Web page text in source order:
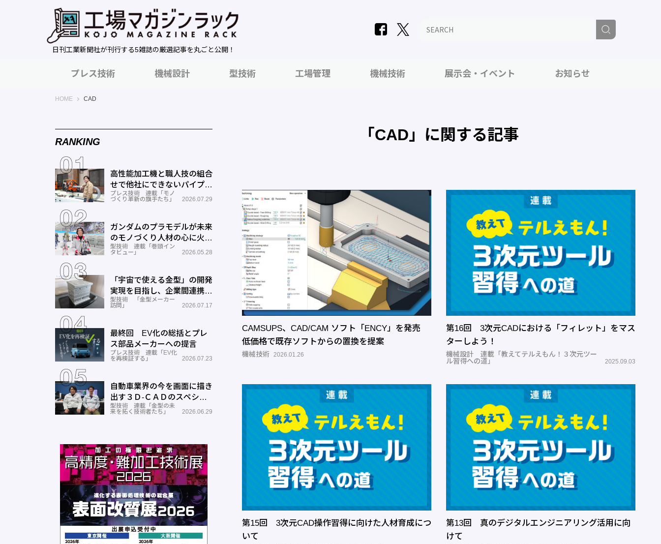
日刊工業新聞社が刊行する5雑誌の厳選記事を丸ごと公開！
プレス技術 機械設計 型技術 工場管理 機械技術 展示会・イベント お知らせ
HOME 工場マガジンラック｜日刊工業新聞社
CAD
「CAD」に関する記事
CAMSUPS、CAD/CAM ソフト「ENCY」を発売
低価格で既存ソフトからの置換を提案
機械技術 2026.01.26
第16回 3次元CADにおける「フィレット」をマス
ターしよう！
機械設計 連載「教えてテルえもん！３次元ツー
ル習得への道」
2025.09.03
第15回 3次元CAD操作習得に向けた人材育成につ
いて
第13回 真のデジタルエンジニアリング活用に向
けて
RANKING
高性能加工機と職人技の組合
せで他社にできないパイプ曲
げを実現―ミナミ技研
プレス技術 連載「モノ
づくり革新の旗手たち」
2026.07.29
ガンダムのプラモデルが未来
のモノづくり人材の心に火を
つける―BANDAI SPIRITS
型技術 連載「巻頭イン
タビュー」
2026.05.28
「宇宙で使える金型」の開発
実現を目指し、企業間連携を
推進―ワールド工業
型技術 「金型メーカー
訪問」
2026.07.17
最終回 EV化の総括とプレ
ス部品メーカーへの提言
プレス技術 連載「EV化
を再検証する」
2026.07.23
自動車業界の今を画面に描き
出す３Ｄ-ＣＡＤのスペシャ
リストとしての成長と展望ー
型技術 連載「金型の未
来を拓く技術者たち」
2026.06.29